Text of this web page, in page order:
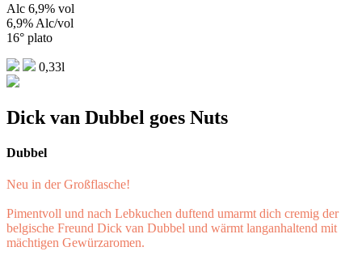
Alc 6,9% vol
6,9% Alc/vol
16° plato
0,33l
Dick van Dubbel goes Nuts
Dubbel
Neu in der Großflasche!
Pimentvoll und nach Lebkuchen duftend umarmt dich cremig der
belgische Freund Dick van Dubbel und wärmt langanhaltend mit
mächtigen Gewürzaromen.